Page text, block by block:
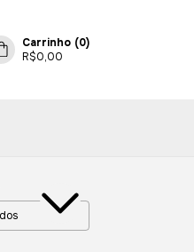
Carrinho (0)
R$0,00